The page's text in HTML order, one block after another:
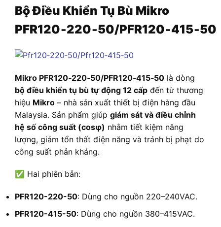
Bộ Điều Khiển Tụ Bù Mikro
PFR120‑220‑50/PFR120‑415‑50
Mikro PFR120‑220‑50/PFR120‑415‑50 là dòng
bộ điều khiển tụ bù tự động 12 cấp đến từ thương
hiệu Mikro – nhà sản xuất thiết bị điện hàng đầu
Malaysia. Sản phẩm giúp giám sát và điều chỉnh
hệ số công suất (cosφ) nhằm tiết kiệm năng
lượng, giảm tổn thất điện năng và tránh bị phạt do
công suất phản kháng.
✅ Hai phiên bản:
PFR120-220-50: Dùng cho nguồn 220–240VAC.
PFR120-415-50: Dùng cho nguồn 380–415VAC.